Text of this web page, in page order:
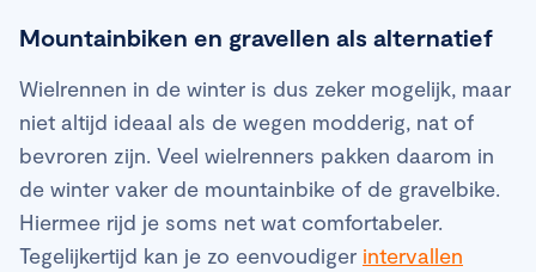
Mountainbiken en gravellen als alternatief
Wielrennen in de winter is dus zeker mogelijk, maar
niet altijd ideaal als de wegen modderig, nat of
bevroren zijn. Veel wielrenners pakken daarom in
de winter vaker de mountainbike of de gravelbike.
Hiermee rijd je soms net wat comfortabeler.
Tegelijkertijd kan je zo eenvoudiger intervallen